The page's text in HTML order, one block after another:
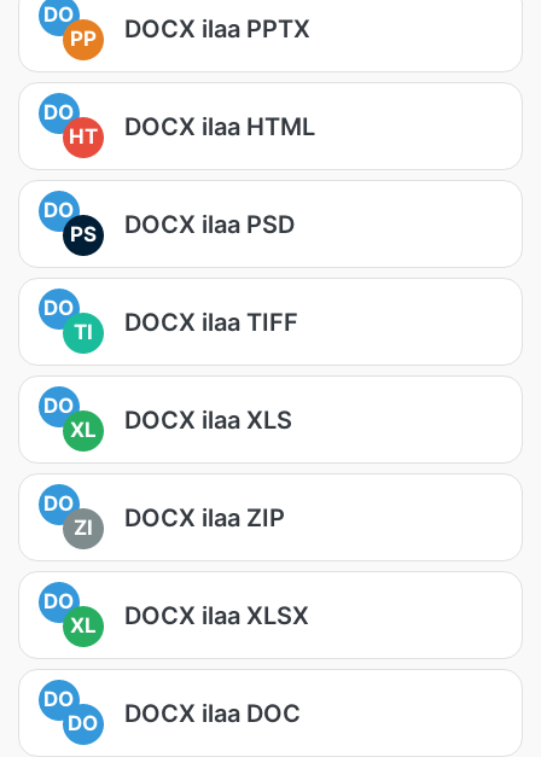
DO
PP
DOCX ilaa PPTX
DO
HT
DOCX ilaa HTML
DO
PS
DOCX ilaa PSD
DO
TI
DOCX ilaa TIFF
DO
XL
DOCX ilaa XLS
DO
ZI
DOCX ilaa ZIP
DO
XL
DOCX ilaa XLSX
DO
DO
DOCX ilaa DOC